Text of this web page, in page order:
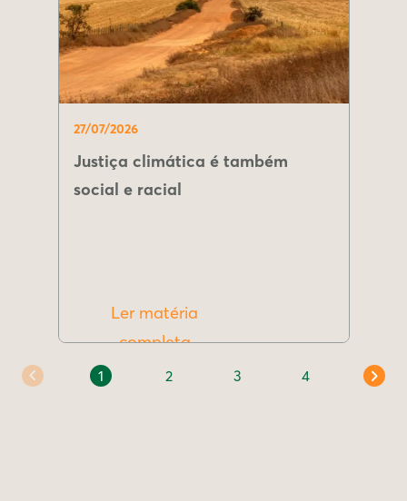
27/07/2026
Justiça climática é também
social e racial
Ler matéria
completa
1 2 3 4